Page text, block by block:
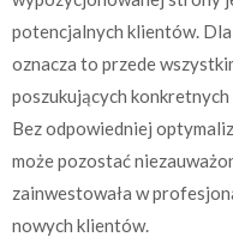
potencjalnych klientów.
oznacza to przede
poszukujących
Bez odpowiedniej
może pozostać
zainwestowała w
nowych klientów.